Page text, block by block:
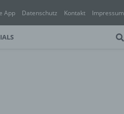
App Datenschutz Kontakt Impressum